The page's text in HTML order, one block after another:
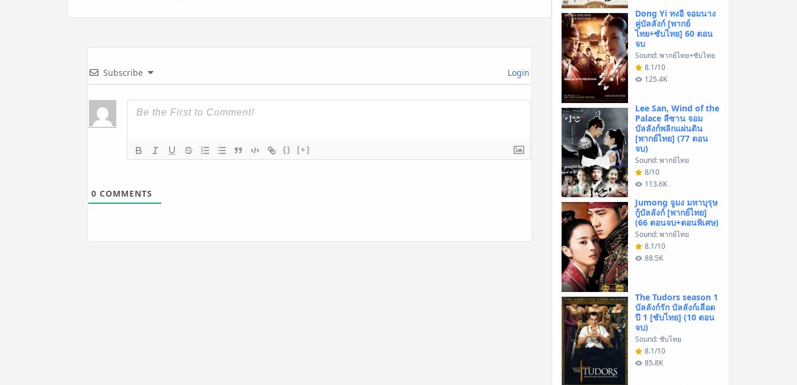
Subscribe Login
{} [+]
0 COMMENTS
Dong Yi ทงอี จอมนาง
คู่บัลลังก์ [พากย์
ไทย+ซับไทย] 60 ตอน
จบ
Sound: พากย์ไทย+ซับไทย
8.1/10
125.4K
Lee San, Wind of the
Palace ลีซาน จอม
บัลลังก์พลิกแผ่นดิน
[พากย์ไทย] (77 ตอน
จบ)
Sound: พากย์ไทย
8/10
113.6K
Jumong จูมง มหาบุรุษ
กู้บัลลังก์ [พากย์ไทย]
(66 ตอนจบ+ตอนพิเศษ)
Sound: พากย์ไทย
8.1/10
88.5K
The Tudors season 1
บัลลังก์รัก บัลลังก์เลือด
ปี 1 [ซับไทย] (10 ตอน
จบ)
Sound: ซับไทย
8.1/10
85.8K